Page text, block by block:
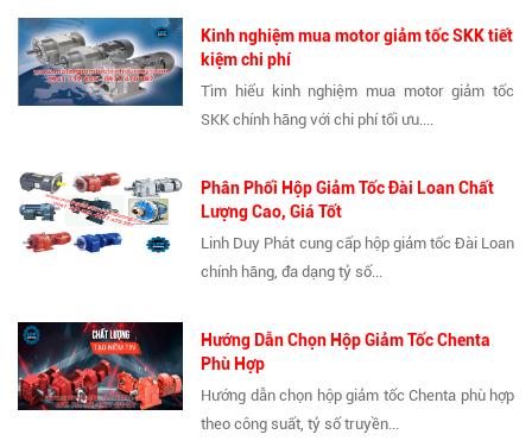
Kinh nghiệm mua motor giảm tốc SKK tiết
kiệm chi phí
Tìm hiểu kinh nghiệm mua motor giảm tốc
SKK chính hãng với chi phí tối ưu....
Phân Phối Hộp Giảm Tốc Đài Loan Chất
Lượng Cao, Giá Tốt
Linh Duy Phát cung cấp hộp giảm tốc Đài Loan
chính hãng, đa dạng tỷ số...
Hướng Dẫn Chọn Hộp Giảm Tốc Chenta
Phù Hợp
Hướng dẫn chọn hộp giảm tốc Chenta phù hợp
theo công suất, tỷ số truyền...